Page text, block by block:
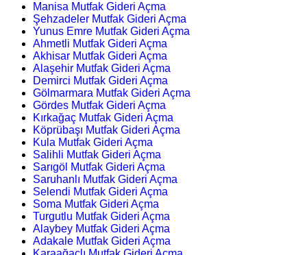
Manisa Mutfak Gideri Açma
Şehzadeler Mutfak Gideri Açma
Yunus Emre Mutfak Gideri Açma
Ahmetli Mutfak Gideri Açma
Akhisar Mutfak Gideri Açma
Alaşehir Mutfak Gideri Açma
Demirci Mutfak Gideri Açma
Gölmarmara Mutfak Gideri Açma
Gördes Mutfak Gideri Açma
Kırkağaç Mutfak Gideri Açma
Köprübaşı Mutfak Gideri Açma
Kula Mutfak Gideri Açma
Salihli Mutfak Gideri Açma
Sarıgöl Mutfak Gideri Açma
Saruhanlı Mutfak Gideri Açma
Selendi Mutfak Gideri Açma
Soma Mutfak Gideri Açma
Turgutlu Mutfak Gideri Açma
Alaybey Mutfak Gideri Açma
Adakale Mutfak Gideri Açma